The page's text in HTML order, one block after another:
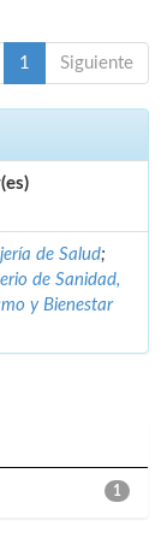
1 Siguiente
de Salud;
de Sanidad,
y Bienestar
1